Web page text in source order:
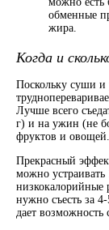
обменные
жира.
Когда и
Поскольку суши и
Лучше всего
г) и на ужин (не
фруктов и овощей.
Прекрасный
можно
низкокалорийные
нужно съесть за
дает возможность